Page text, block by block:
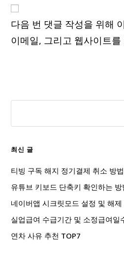
comment
URL
(optional)
다음 번 댓글 작성을 위해
이메일, 그리고 웹사이트를
최신 글
티빙 구독 해지 정기결제 취소 방
유튜브 키보드 단축키 확인하는 방
네이버앱 시크릿모드 설정 및 해제
실업급여 수급기간 및 소정급여일
연차 사유 추천 TOP7